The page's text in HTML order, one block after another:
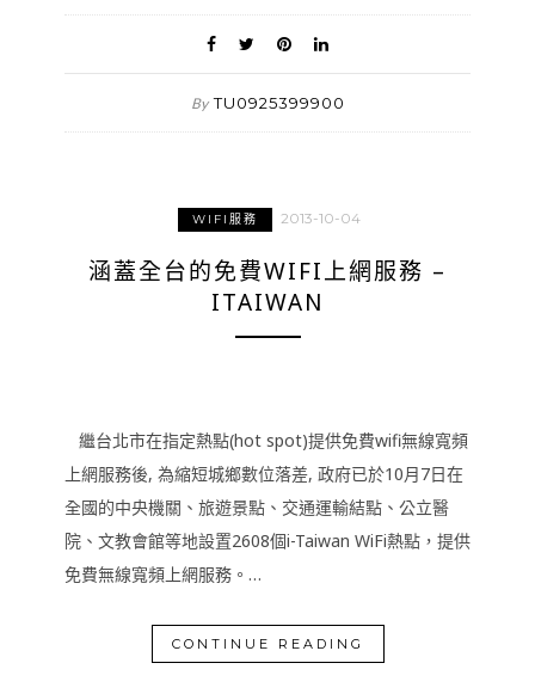
By TU0925399900
WIFI服務 2013-10-04
涵蓋全台的免費WIFI上網服務 –
ITAIWAN
繼台北市在指定熱點(hot spot)提供免費wifi無線寬頻
上網服務後, 為縮短城鄉數位落差, 政府已於10月7日在
全國的中央機關、旅遊景點、交通運輸結點、公立醫
院、文教會館等地設置2608個i-Taiwan WiFi熱點，提供
免費無線寬頻上網服務。…
CONTINUE READING